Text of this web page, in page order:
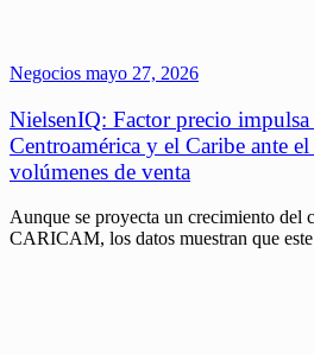
Negocios mayo 27, 2026
NielsenIQ: Factor precio
Centroamérica y el Caribe ante
volúmenes de venta
Aunque se proyecta un crecimiento del
CARICAM, los datos muestran que